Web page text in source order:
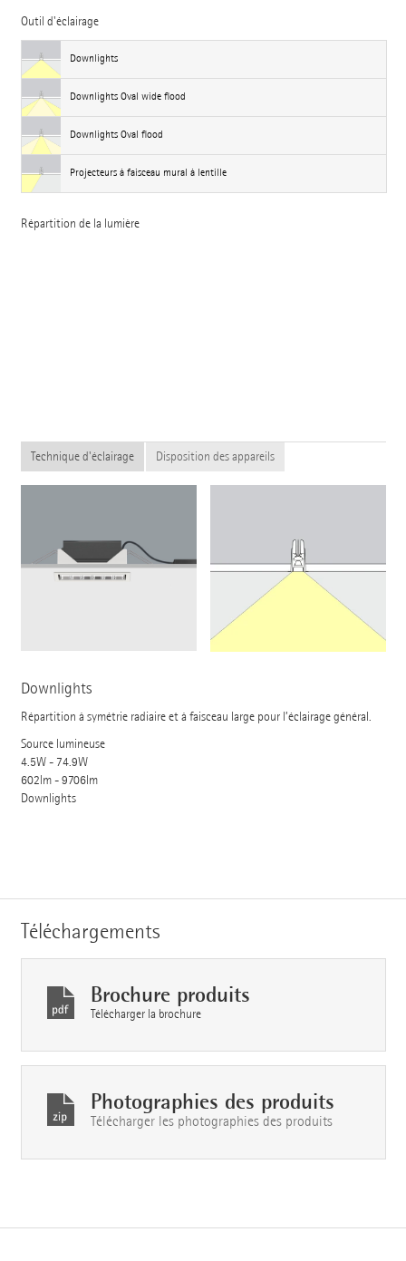
Outil d'éclairage
Downlights
Downlights Oval wide flood
Downlights Oval flood
Projecteurs à faisceau mural à lentille
Répartition de la lumière
Technique d'éclairage Disposition des appareils
Downlights
Répartition à symétrie radiaire et à faisceau large pour l’éclairage général.
Source lumineuse
4.5W - 74.9W
602lm - 9706lm
Downlights
Téléchargements
Brochure produits
Télécharger la brochure
Photographies des produits
Télécharger les photographies des produits